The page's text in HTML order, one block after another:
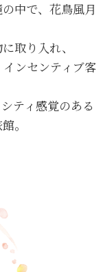
中で、花鳥風月
取り入れ、
ンセンティブ客
ティ感覚のある
。